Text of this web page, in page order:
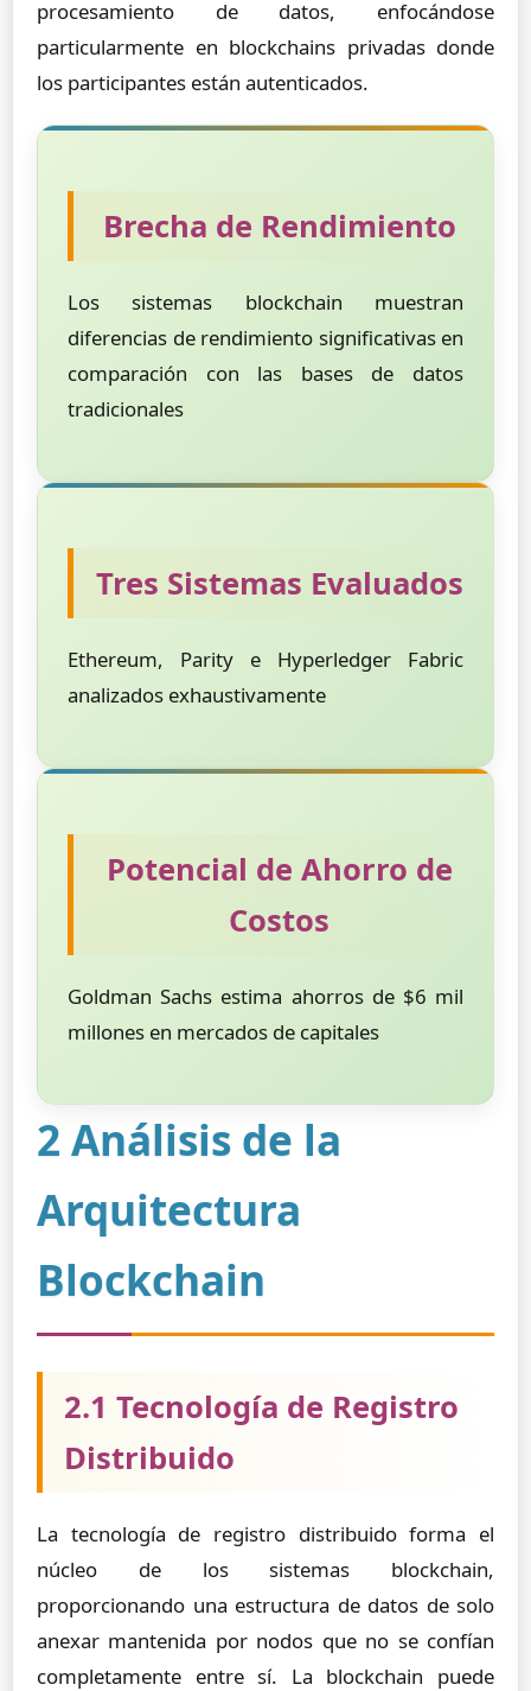
procesamiento de datos, enfocándose
particularmente en blockchains privadas donde
los participantes están autenticados.
Brecha de Rendimiento
Los sistemas blockchain muestran
diferencias de rendimiento significativas en
comparación con las bases de datos
tradicionales
Tres Sistemas Evaluados
Ethereum, Parity e Hyperledger Fabric
analizados exhaustivamente
Potencial de Ahorro de
Costos
Goldman Sachs estima ahorros de $6 mil
millones en mercados de capitales
2 Análisis de la
Arquitectura
Blockchain
2.1 Tecnología de Registro
Distribuido
La tecnología de registro distribuido forma el
núcleo de los sistemas blockchain,
proporcionando una estructura de datos de solo
anexar mantenida por nodos que no se confían
completamente entre sí. La blockchain puede